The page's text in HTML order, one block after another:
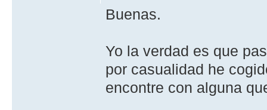
Buenas.
Yo la verdad es que
por casualidad he
encontre con alguna